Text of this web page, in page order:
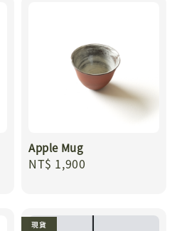
Apple Mug
Regular
NT$ 1,900
現貨